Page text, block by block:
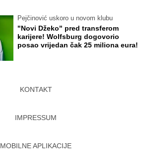
Pejčinović uskoro u novom klubu
"Novi Džeko" pred transferom
karijere! Wolfsburg dogovorio
posao vrijedan čak 25 miliona eura!
KONTAKT
IMPRESSUM
MOBILNE APLIKACIJE